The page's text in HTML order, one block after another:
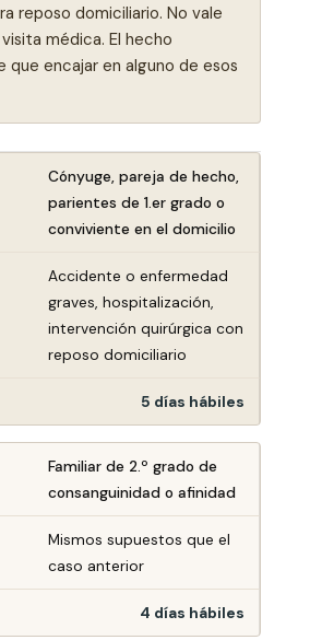
reposo domiciliario. No vale
médica. El hecho
que encajar en alguno de esos
Cónyuge, pareja de hecho,
parientes de 1.er grado o
conviviente en el domicilio
Accidente o enfermedad
graves, hospitalización,
intervención quirúrgica con
reposo domiciliario
5 días hábiles
Familiar de 2.º grado de
consanguinidad o afinidad
Mismos supuestos que el
caso anterior
4 días hábiles